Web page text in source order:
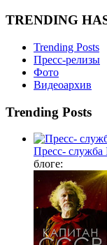
TRENDING
Trending Posts
Пресс-релизы
Фото
Видеоархив
Trending Posts
Пресс- служба
блоге: